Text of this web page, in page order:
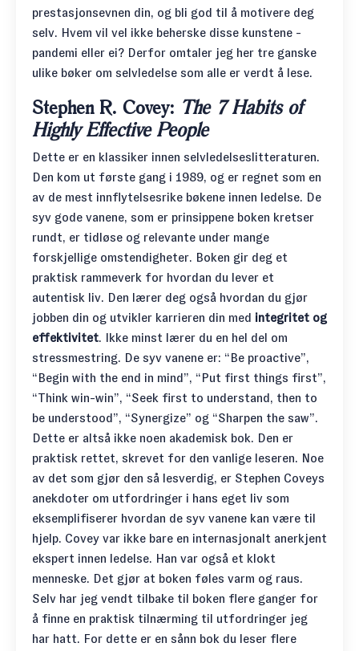
prestasjonsevnen din, og bli god til å motivere deg
selv. Hvem vil vel ikke beherske disse kunstene -
pandemi eller ei? Derfor omtaler jeg her tre ganske
ulike bøker om selvledelse som alle er verdt å lese.
Stephen R. Covey: The 7 Habits of
Highly Effective People
Dette er en klassiker innen selvledelseslitteraturen.
Den kom ut første gang i 1989, og er regnet som en
av de mest innflytelsesrike bøkene innen ledelse. De
syv gode vanene, som er prinsippene boken kretser
rundt, er tidløse og relevante under mange
forskjellige omstendigheter. Boken gir deg et
praktisk rammeverk for hvordan du lever et
autentisk liv. Den lærer deg også hvordan du gjør
jobben din og utvikler karrieren din med integritet og
effektivitet. Ikke minst lærer du en hel del om
stressmestring. De syv vanene er: “Be proactive”,
“Begin with the end in mind”, “Put first things first”,
“Think win-win”, “Seek first to understand, then to
be understood”, “Synergize” og “Sharpen the saw”.
Dette er altså ikke noen akademisk bok. Den er
praktisk rettet, skrevet for den vanlige leseren. Noe
av det som gjør den så lesverdig, er Stephen Coveys
anekdoter om utfordringer i hans eget liv som
eksemplifiserer hvordan de syv vanene kan være til
hjelp. Covey var ikke bare en internasjonalt anerkjent
ekspert innen ledelse. Han var også et klokt
menneske. Det gjør at boken føles varm og raus.
Selv har jeg vendt tilbake til boken flere ganger for
å finne en praktisk tilnærming til utfordringer jeg
har hatt. For dette er en sånn bok du leser flere